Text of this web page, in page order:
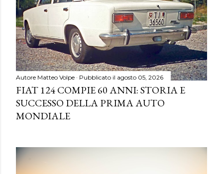
Autore Matteo Volpe Pubblicato il agosto 05, 2026
FIAT 124 COMPIE 60 ANNI: STORIA E
SUCCESSO DELLA PRIMA AUTO
MONDIALE